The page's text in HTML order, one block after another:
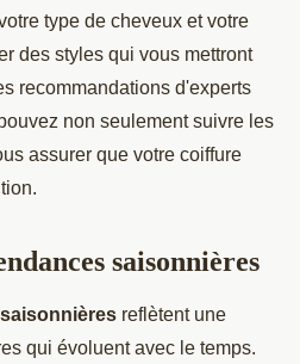
type de cheveux et votre
des styles qui vous mettront
recommandations d'experts
non seulement suivre les
assurer que votre coiffure
saisonnières
reflètent une
qui évoluent avec le temps.